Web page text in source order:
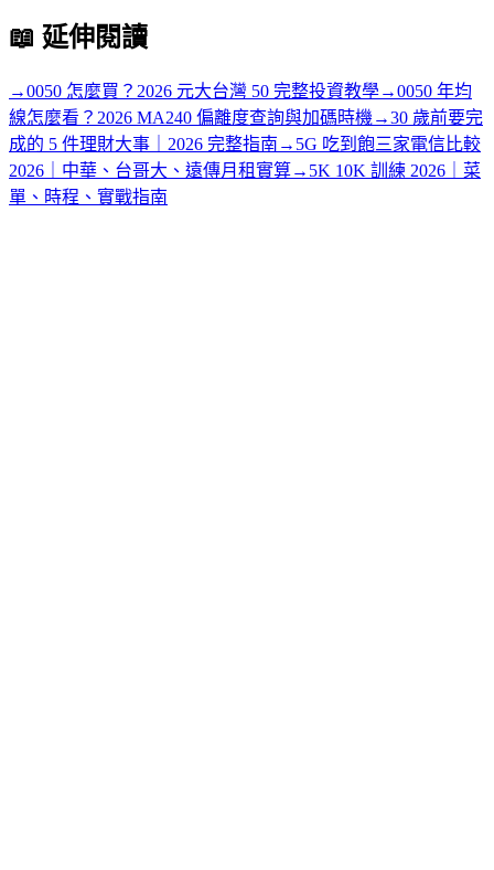
📖 延伸閱讀
→0050 怎麼買？2026 元大台灣 50 完整投資教學→0050 年均
線怎麼看？2026 MA240 偏離度查詢與加碼時機 →30 歲前要完
成的 5 件理財大事｜2026 完整指南 → 5G 吃到飽三家電信比較
2026｜中華、台哥大、遠傳月租實算→ 5K 10K 訓練 2026｜菜
單、時程、實戰指南